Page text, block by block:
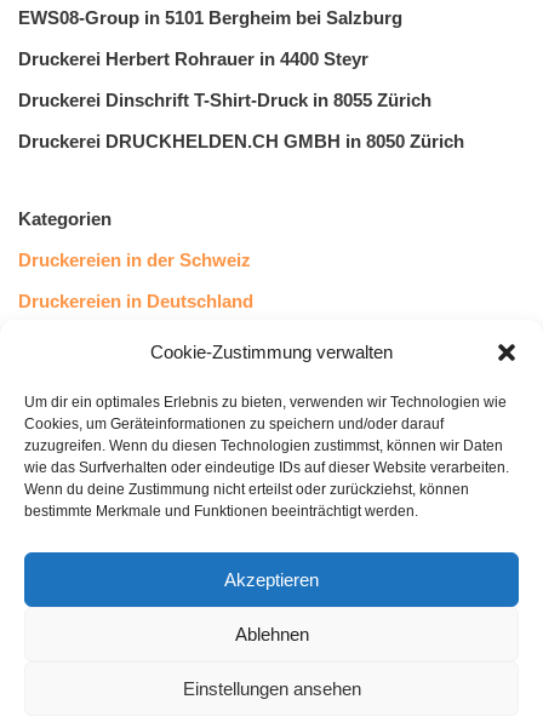
Cookie-Zustimmung verwalten
Um dir ein optimales Erlebnis zu bieten, verwenden wir Technologien wie
Cookies, um Geräteinformationen zu speichern und/oder darauf
zuzugreifen. Wenn du diesen Technologien zustimmst, können wir Daten
wie das Surfverhalten oder eindeutige IDs auf dieser Website verarbeiten.
Wenn du deine Zustimmung nicht erteilst oder zurückziehst, können
bestimmte Merkmale und Funktionen beeinträchtigt werden.
Akzeptieren
Ablehnen
Einstellungen ansehen
EWS08-Group in 5101 Bergheim bei Salzburg
Druckerei Herbert Rohrauer in 4400 Steyr
Druckerei Dinschrift T-Shirt-Druck in 8055 Zürich
Druckerei DRUCKHELDEN.CH GMBH in 8050 Zürich
Kategorien
Druckereien in der Schweiz
Druckereien in Deutschland
Druckereien in Österreich
Kundenstimmen
43Leserstimmen